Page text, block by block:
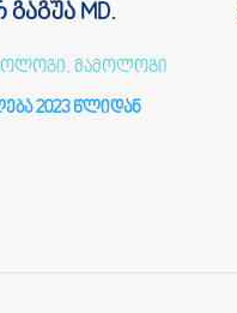
MD.
მამოლოგი
2023 წლიდან